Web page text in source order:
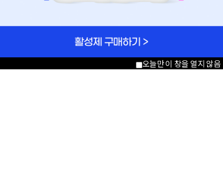
오늘만 이 창을 열지 않음